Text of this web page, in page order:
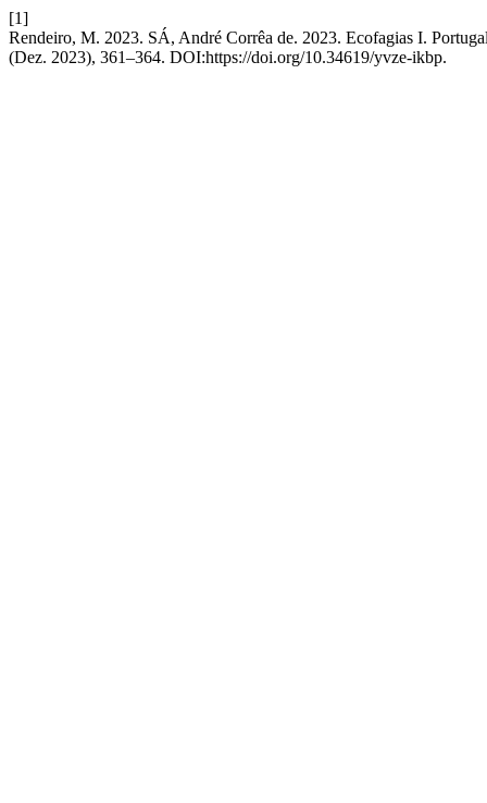
[1]
Rendeiro, M. 2023. SÁ, André Corrêa de. 2023. Ecofagias I.
(Dez. 2023), 361–364. DOI:https://doi.org/10.34619/yvze-ikbp.